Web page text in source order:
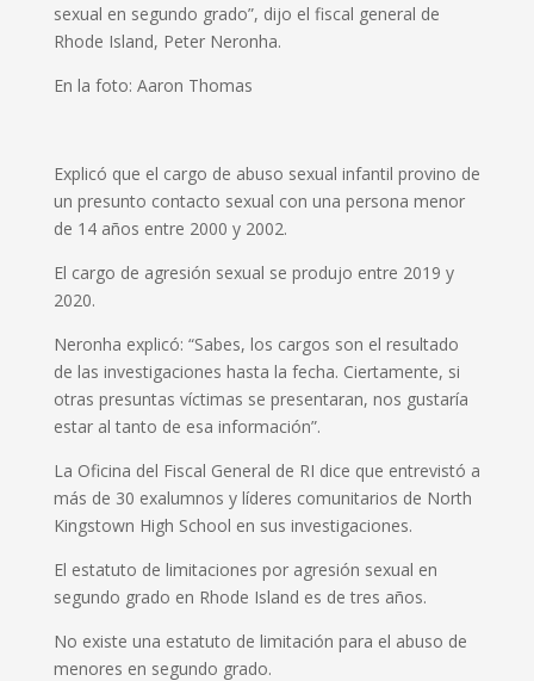
sexual en segundo grado”, dijo el fiscal general de
Rhode Island, Peter Neronha.
En la foto: Aaron Thomas
Explicó que el cargo de abuso sexual infantil provino de
un presunto contacto sexual con una persona menor
de 14 años entre 2000 y 2002.
El cargo de agresión sexual se produjo entre 2019 y
2020.
Neronha explicó: “Sabes, los cargos son el resultado
de las investigaciones hasta la fecha. Ciertamente, si
otras presuntas víctimas se presentaran, nos gustaría
estar al tanto de esa información”.
La Oficina del Fiscal General de RI dice que entrevistó a
más de 30 exalumnos y líderes comunitarios de North
Kingstown High School en sus investigaciones.
El estatuto de limitaciones por agresión sexual en
segundo grado en Rhode Island es de tres años.
No existe una estatuto de limitación para el abuso de
menores en segundo grado.